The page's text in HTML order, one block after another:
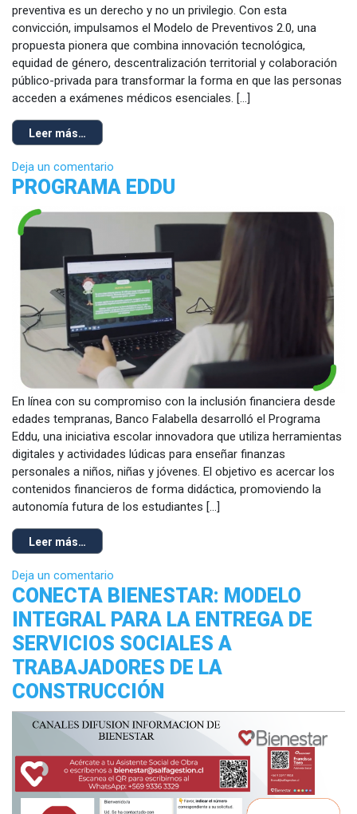
preventiva es un derecho y no un privilegio. Con esta
convicción, impulsamos el Modelo de Preventivos 2.0, una
propuesta pionera que combina innovación tecnológica,
equidad de género, descentralización territorial y colaboración
público-privada para transformar la forma en que las personas
acceden a exámenes médicos esenciales. […]
Leer más…
Deja un comentario
PROGRAMA EDDU
En línea con su compromiso con la inclusión financiera desde
edades tempranas, Banco Falabella desarrolló el Programa
Eddu, una iniciativa escolar innovadora que utiliza herramientas
digitales y actividades lúdicas para enseñar finanzas
personales a niños, niñas y jóvenes. El objetivo es acercar los
contenidos financieros de forma didáctica, promoviendo la
autonomía futura de los estudiantes […]
Leer más…
Deja un comentario
CONECTA BIENESTAR: MODELO
INTEGRAL PARA LA ENTREGA DE
SERVICIOS SOCIALES A
TRABAJADORES DE LA
CONSTRUCCIÓN